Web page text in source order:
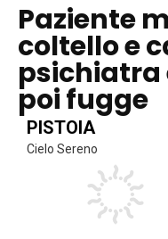
Paziente
coltello e
psichiatra
poi fugge
PISTOIA
Cielo Sereno